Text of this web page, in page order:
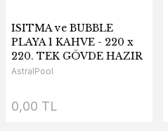
ISITMA ve BUBBLE
PLAYA 1 KAHVE - 220 x
220. TEK GÖVDE HAZIR
HAVUZ
AstralPool
0,00 TL